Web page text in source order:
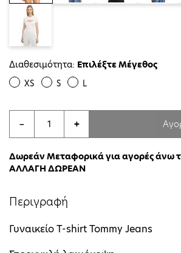
Διαθεσιμότητα: Επιλέξτε Μέγεθος
XS S L
− +
Δωρεάν Μεταφορικά για αγορές άνω
ΑΛΛΑΓΗ ΔΩΡΕΑΝ
Περιγραφή
Γυναικείο T-shirt Tommy Jeans